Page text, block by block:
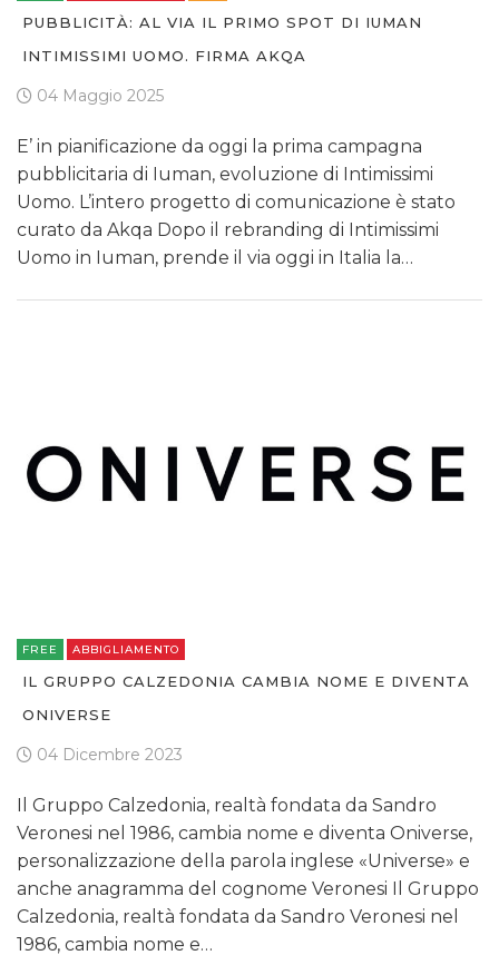
DATI
NORMATIVE
TREND
PUBBLICITÀ: AL VIA IL PRIMO SPOT DI IUMAN
INTIMISSIMI UOMO. FIRMA AKQA
04 Maggio 2025
E’ in pianificazione da oggi la prima campagna
pubblicitaria di Iuman, evoluzione di Intimissimi
Uomo. L’intero progetto di comunicazione è stato
curato da Akqa Dopo il rebranding di Intimissimi
Uomo in Iuman, prende il via oggi in Italia la…
FREE ABBIGLIAMENTO
IL GRUPPO CALZEDONIA CAMBIA NOME E DIVENTA
ONIVERSE
04 Dicembre 2023
Il Gruppo Calzedonia, realtà fondata da Sandro
Veronesi nel 1986, cambia nome e diventa Oniverse,
personalizzazione della parola inglese «Universe» e
anche anagramma del cognome Veronesi Il Gruppo
Calzedonia, realtà fondata da Sandro Veronesi nel
1986, cambia nome e…